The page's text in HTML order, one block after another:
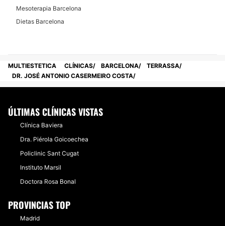
Mesoterapia Barcelona
Dietas Barcelona
MULTIESTETICA CLÍNICAS BARCELONA
TERRASSA
DR. JOSÉ ANTONIO CASERMEIRO COSTA
ÚLTIMAS CLÍNICAS VISTAS
Clínica Baviera
Dra. Piérola Goicoechea
Policlinic Sant Cugat
Instituto Marsil
Doctora Rosa Bonal
PROVINCIAS TOP
Madrid